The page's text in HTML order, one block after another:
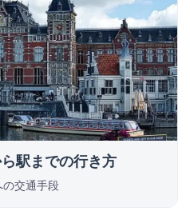
駅までの行き方
交通手段